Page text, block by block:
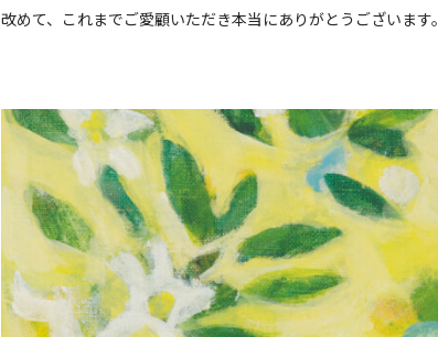
改めて、これまでご愛顧いただき本当にありがとうございます。